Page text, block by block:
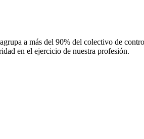
a más del 90% del colectivo de
en el ejercicio de nuestra profesión.